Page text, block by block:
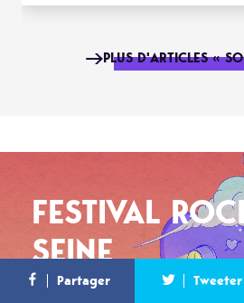
L’équipe
Nous
rejoindre
Partager Tweeter
PLUS D'ARTICLES «
FESTIVAL
SEINE